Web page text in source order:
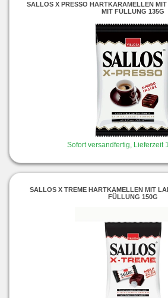
SALLOS X PRESSO HARTKARAMELLEN
MIT FÜLLUNG 135G
Sofort versandfertig, Lieferzeit
SALLOS X TREME HARTKAMELLEN MIT
FÜLLUNG 150G